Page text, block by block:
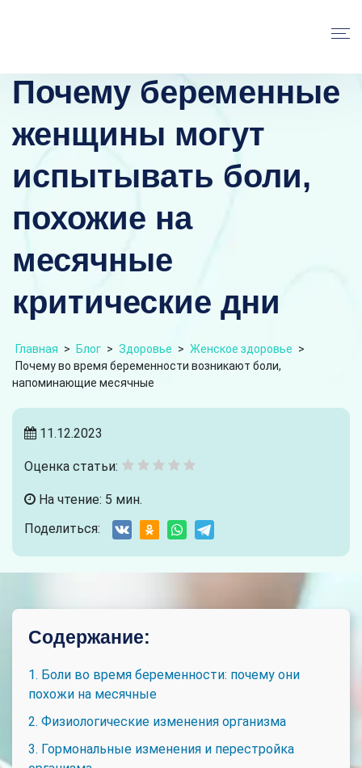
Почему беременные
женщины могут
испытывать боли,
похожие на
месячные
критические дни
Главная > Блог > Здоровье > Женское здоровье >
Почему во время беременности возникают боли,
напоминающие месячные
11.12.2023
Оценка статьи:
На чтение: 5 мин.
Поделиться:
Содержание:
1. Боли во время беременности: почему они
похожи на месячные
2. Физиологические изменения организма
3. Гормональные изменения и перестройка